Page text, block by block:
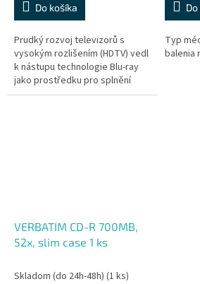
Do košíka
Prudký rozvoj televizorů s
vysokým rozlišením (HDTV) vedl
k nástupu technologie Blu-ray
jako prostředku pro splnění
požadavků na disky s velkou
Typ
balenia
VERBATIM CD-R 700MB,
52x, slim case 1 ks
Skladom (do 24h-48h) (1 ks)